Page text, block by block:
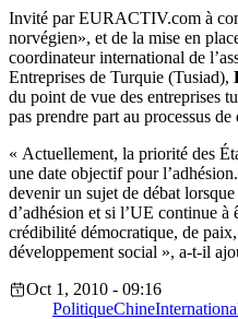
Invité par EURACTIV.com à
norvégien», et de la mise en
coordinateur international de
Entreprises de Turquie (Tusiad),
du point de vue des entreprises
pas prendre part au processus
« Actuellement, la priorité des
une date objectif pour
devenir un sujet de débat
d’adhésion et si l’UE continue à
crédibilité démocratique, de
développement social », a-t-il
Oct 1, 2010 - 09:16
PolitiqueChine